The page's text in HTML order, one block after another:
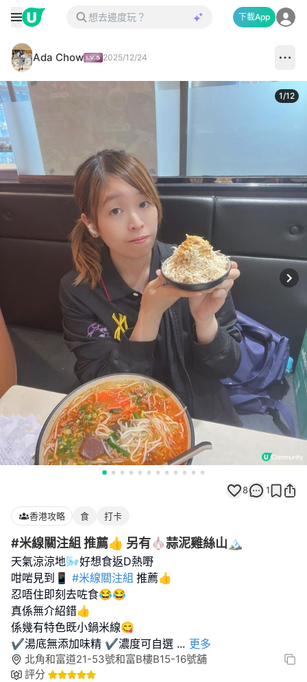
下載App
Ada Chow 2025/12/24
1/12
8 1
香港攻略 食 打卡
#米線關注組 推薦👍 另有🧄蒜泥雞絲山🏔️
天氣涼涼地🌬️好想食返D熱嘢
咁啱見到📱 #米線關注組 推薦👍
忍唔住即刻去咗食😂😂
真係無介紹錯👍
係幾有特色既小鍋米線😋
✔️湯底無添加味精 ✔️濃度可自選 ... 更多
北角和富道21-53號和富B樓B15-16號舖
評分